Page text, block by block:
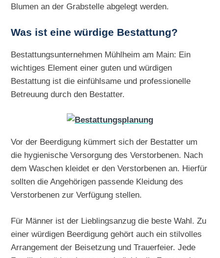
Blumen an der Grabstelle abgelegt werden.
Was ist eine würdige Bestattung?
Bestattungsunternehmen Mühlheim am Main: Ein
wichtiges Element einer guten und würdigen
Bestattung ist die einfühlsame und professionelle
Betreuung durch den Bestatter.
Vor der Beerdigung kümmert sich der Bestatter um
die hygienische Versorgung des Verstorbenen. Nach
dem Waschen kleidet er den Verstorbenen an. Hierfür
sollten die Angehörigen passende Kleidung des
Verstorbenen zur Verfügung stellen.
Für Männer ist der Lieblingsanzug die beste Wahl. Zu
einer würdigen Beerdigung gehört auch ein stilvolles
Arrangement der Beisetzung und Trauerfeier. Jede